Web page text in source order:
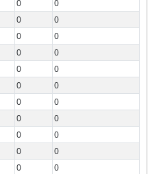
0
0
0
0
0
0
0
0
0
0
0
0
0
0
0
0
0
0
0
0
0
0